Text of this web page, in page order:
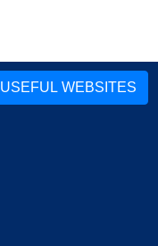
USEFUL WEBSITES